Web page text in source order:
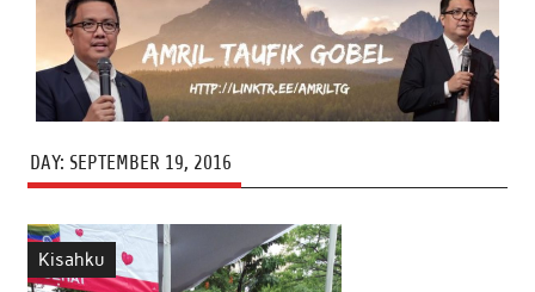
DAY: SEPTEMBER 19, 2016
Kisahku